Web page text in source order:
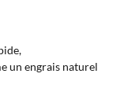
un engrais naturel